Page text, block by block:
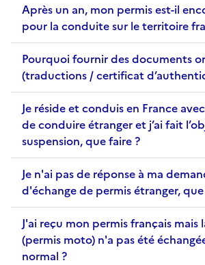
Après un an, mon permis est-il
pour la conduite sur le territoire
Pourquoi fournir des documents
(traductions / certificat
Je réside et conduis en France
de conduire étranger et j’ai fait
suspension, que faire ?
Je n'ai pas de réponse à ma
d'échange de permis étranger,
J'ai reçu mon permis français mais
(permis moto) n'a pas été
normal ?